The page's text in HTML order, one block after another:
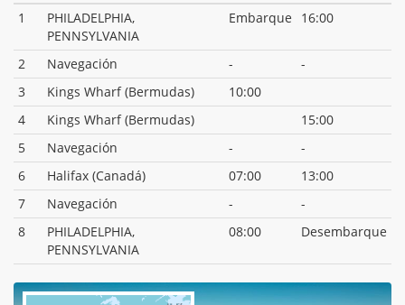
1
PHILADELPHIA,
PENNSYLVANIA
Embarque 16:00
2 Navegación -
-
3
Kings Wharf (Bermudas)
10:00
4
Kings Wharf (Bermudas)
15:00
5
Navegación -
-
6
Halifax (Canadá) 07:00
13:00
7
Navegación -
-
8
PHILADELPHIA,
PENNSYLVANIA
08:00 Desembarque